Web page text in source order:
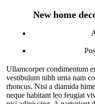
New home
Ullamcorper condimentum
vestibulum nibh urna nam
rhoncus. Nisi a diamida
neque habitant leo feugiat